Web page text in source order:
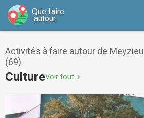
Que faire
autour
Activités à faire autour de Meyzieu
(69)
CultureVoir tout chevron_right